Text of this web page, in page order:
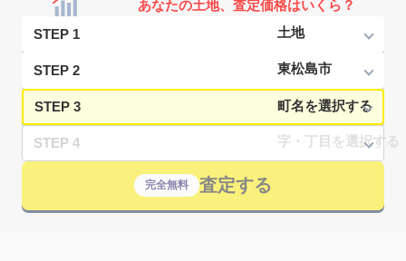
あなたの土地、査定価格はいくら？
STEP 1
STEP 2
STEP 3
STEP 4
完全無料 査定する